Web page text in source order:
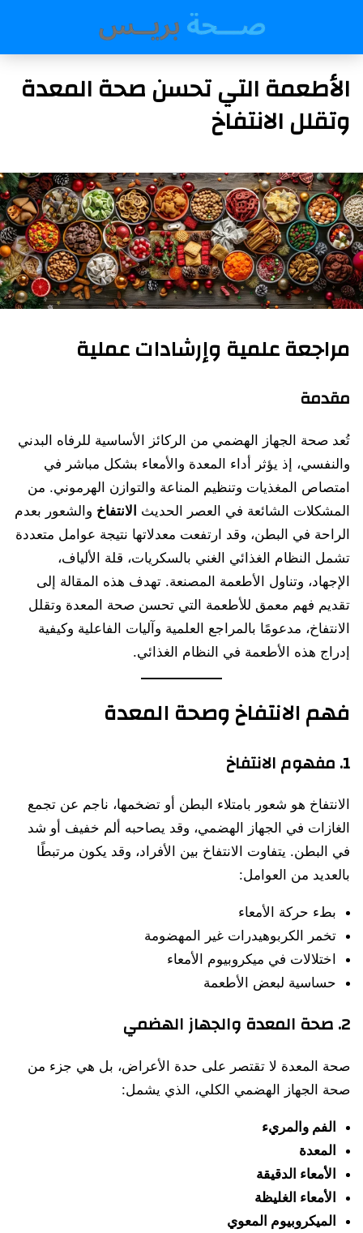
الأطعمة التي تحسن صحة المعدة
وتقلل الانتفاخ
مراجعة علمية وإرشادات عملية
مقدمة
تُعد صحة الجهاز الهضمي من الركائز الأساسية للرفاه البدني
والنفسي، إذ يؤثر أداء المعدة والأمعاء بشكل مباشر في
امتصاص المغذيات وتنظيم المناعة والتوازن الهرموني. من
المشكلات الشائعة في العصر الحديث الانتفاخ والشعور بعدم
الراحة في البطن، وقد ارتفعت معدلاتها نتيجة عوامل متعددة
تشمل النظام الغذائي الغني بالسكريات، قلة الألياف،
الإجهاد، وتناول الأطعمة المصنعة. تهدف هذه المقالة إلى
تقديم فهم معمق للأطعمة التي تحسن صحة المعدة وتقلل
الانتفاخ، مدعومًا بالمراجع العلمية وآليات الفاعلية وكيفية
إدراج هذه الأطعمة في النظام الغذائي.
فهم الانتفاخ وصحة المعدة
1. مفهوم الانتفاخ
الانتفاخ هو شعور بامتلاء البطن أو تضخمها، ناجم عن تجمع
الغازات في الجهاز الهضمي، وقد يصاحبه ألم خفيف أو شد
في البطن. يتفاوت الانتفاخ بين الأفراد، وقد يكون مرتبطًا
بالعديد من العوامل:
بطء حركة الأمعاء
تخمر الكربوهيدرات غير المهضومة
اختلالات في ميكروبيوم الأمعاء
حساسية لبعض الأطعمة
2. صحة المعدة والجهاز الهضمي
صحة المعدة لا تقتصر على حدة الأعراض، بل هي جزء من
صحة الجهاز الهضمي الكلي، الذي يشمل:
الفم والمريء
المعدة
الأمعاء الدقيقة
الأمعاء الغليظة
الميكروبيوم المعوي